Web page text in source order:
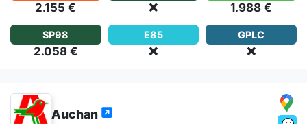
2.155 € ❌ 1.988 €
SP98
2.058 €
E85
❌
GPLC
❌
Auchan